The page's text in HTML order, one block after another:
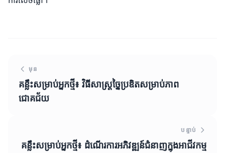
មុន
គន្លឹះសម្រាប់អ្នកថ្មី៖ វិធីសាស្ត្រច្នៃប្រឌិតសម្រាប់ភាព
ជោគជ័យ
បន្ទាប់
គន្លឹះសម្រាប់អ្នកថ្មី៖ ដំណើរការអភិវឌ្ឍន៍ជំនាញក្នុងអាជីវកម្ម